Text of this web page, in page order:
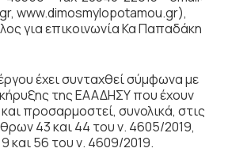
www.dimosmylopotamou.gr),
για επικοινωνία Κα Παπαδάκη
έχει συνταχθεί σύμφωνα με
της ΕΑΑΔΗΣΥ που έχουν
προσαρμοστεί, συνολικά, στις
43 και 44 του ν. 4605/2019,
και 56 του ν. 4609/2019.